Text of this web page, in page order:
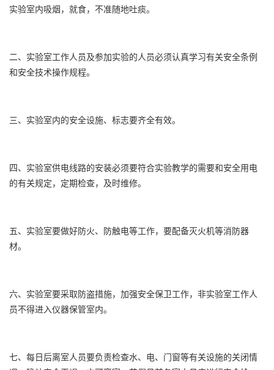
实验室内吸烟，就食，不准随地吐痰。
二、实验室工作人员及参加实验的人员必须认真学习有关安全条例
和安全技术操作规程。
三、实验室内的安全设施、标志要齐全有效。
四、实验室供电线路的安装必须要符合实验教学的需要和安全用电
的有关规定，定期检查，及时维修。
五、实验室要做好防火、防触电等工作，要配备灭火机等消防器
材。
六、实验室要采取防盗措施，加强安全保卫工作，非实验室工作人
员不得进入仪器保管室内。
七、每日后离室人员要负责检查水、电、门窗等有关设施的关闭情